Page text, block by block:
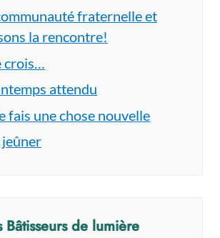
fraternelle et
la rencontre!
crois…
attendu
fais une chose nouvelle
Bâtisseurs de lumière